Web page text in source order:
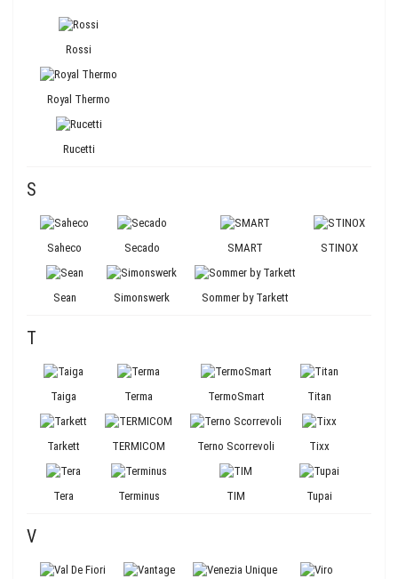
Rossi
Royal Thermo
Rucetti
S
Saheco
Sean
Secado
Simonswerk
SMART
Sommer by Tarkett
STINOX
T
Taiga
Tarkett
Tera
Terma
TERMICOM
Terminus
TermoSmart
Terno Scorrevoli
TIM
Titan
Tixx
Tupai
V